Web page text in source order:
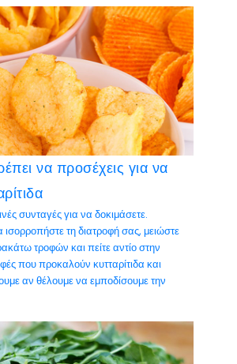
να προσέχεις για να
συνταγές για να δοκιμάσετε.
τη διατροφή σας, μειώστε
τροφών και πείτε αντίο στην
που προκαλούν κυτταρίτιδα και
αν θέλουμε να εμποδίσουμε την